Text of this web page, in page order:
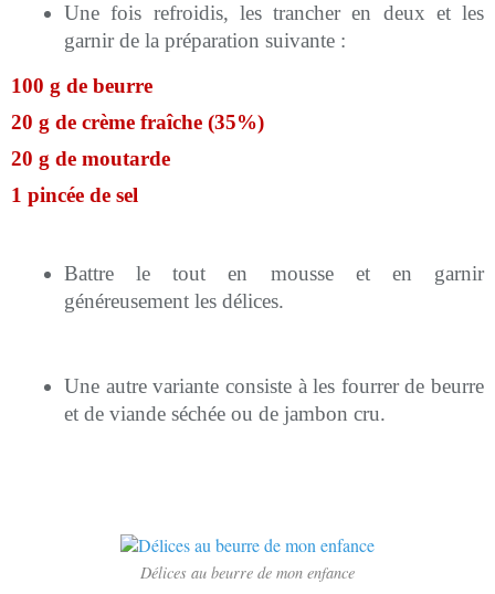
Une fois refroidis, les trancher en deux et les
garnir de la préparation suivante :
100 g de beurre
20 g de crème fraîche (35%)
20 g de moutarde
1 pincée de sel
Battre le tout en mousse et en garnir
généreusement les délices.
Une autre variante consiste à les fourrer de beurre
et de viande séchée ou de jambon cru.
Délices au beurre de mon enfance